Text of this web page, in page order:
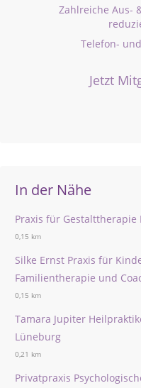
Zahlreiche Aus-
Telefon-
Jetzt
In der Nähe
Praxis für Gestalttherapie
0,15 km
Silke Ernst Praxis für
Familientherapie und
0,15 km
Tamara Jupiter
Lüneburg
0,21 km
Privatpraxis